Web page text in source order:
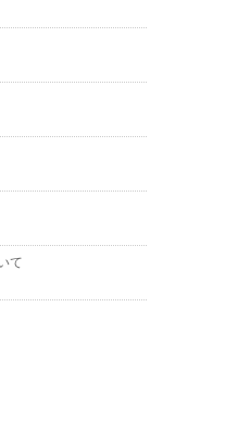
て